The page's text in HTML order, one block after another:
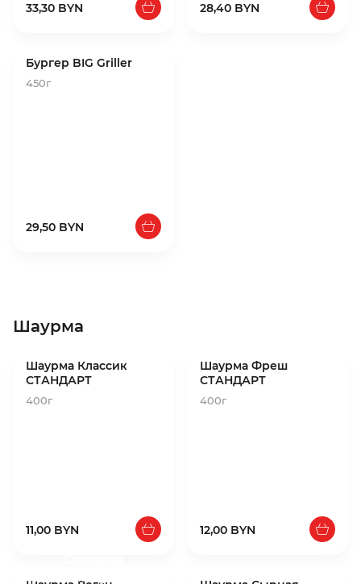
33,30 BYN 28,40 BYN
Бургер BIG Griller
450г
29,50 BYN
Шаурма
Шаурма Классик
СТАНДАРТ
400г
11,00 BYN
Шаурма Фреш
СТАНДАРТ
400г
12,00 BYN